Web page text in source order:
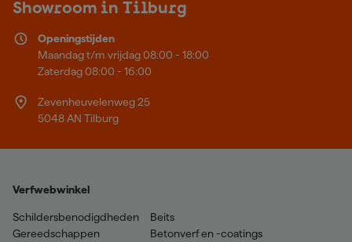
Showroom in Tilburg
Openingstijden
Maandag t/m vrijdag 08:00 - 18:00
Zaterdag 08:00 - 16:00
Zevenheuvelenweg 25
5048 AN Tilburg
Verfwebwinkel
Schildersbenodigdheden
Gereedschappen
Beits
Betonverf en -coatings